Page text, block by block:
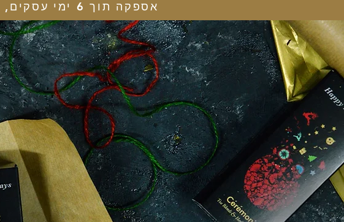
אספקה תוך 6 ימי עסקים, משלוח לנקודת איסוף חינם בהזמנות מעל 199 ש"ח